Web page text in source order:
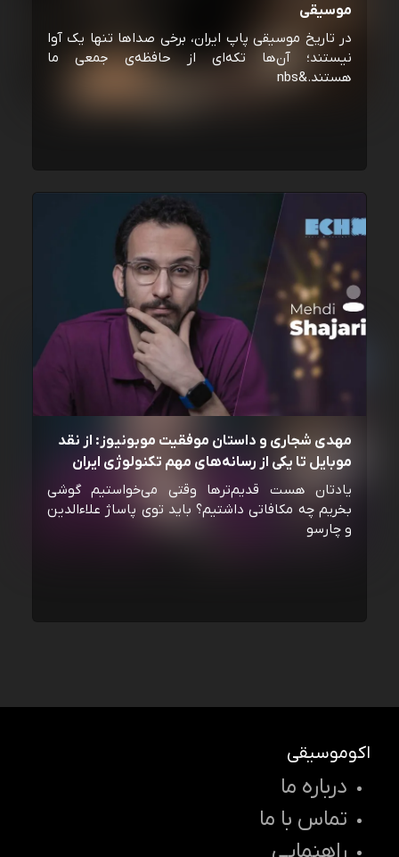
موسیقی
در تاریخ موسیقی پاپ ایران، برخی صداها تنها یک آوا
نیستند؛ آن‌ها تکه‌ای از حافظه‌ی جمعی ما
هستند.&nbs
مهدی شجاری و داستان موفقیت موبونیوز: از نقد
موبایل تا یکی از رسانه‌‌های مهم تکنولوژی ایران
یادتان هست قدیم‌ترها وقتی می‌خواستیم گوشی
بخریم چه مکافاتی داشتیم؟ باید توی پاساژ علاءالدین
و چارسو
اکوموسیقی
درباره ما
تماس با ما